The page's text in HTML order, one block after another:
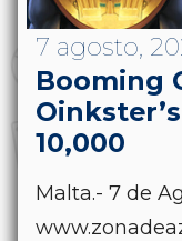
7 agosto,
Booming
10,000
Malta.- 7 de